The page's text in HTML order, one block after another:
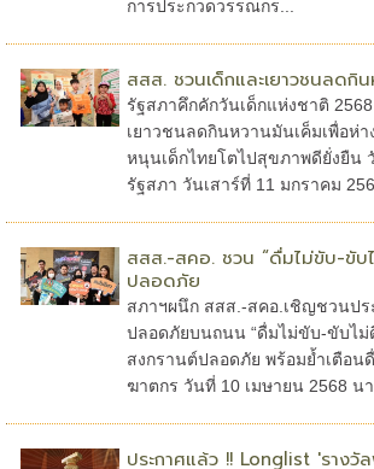
การประกวดวรรณกร...
สสส. ชวนเด็กและเยาวชนลดกิ
รัฐสภาคึกคักวันเด็กแห่งชาติ
เยาวชนลดกินหวานมันเค็มเพื่อห่า
หนุนเด็กไทยโตไปสุขภาพดียั่งยืน
รัฐสภา วันเสาร์ที่ 11 มกราคม
สสส.-สคอ. ชวน “ดื่มไม่ขับ-ขับ
ปลอดภัย
สภาฯผนึก สสส.-สคอ.เชิญชวนป
ปลอดภัยบนถนน “ดื่มไม่ขับ-ขับไม่
สงกรานต์ปลอดภัย พร้อมย้ำเตือน
ฆาตกร วันที่ 10 เมษายน 2568 นา
ประกาศแล้ว !! Longlist 'รางวั